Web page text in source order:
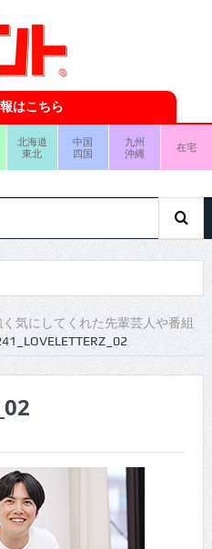
はこちら
北海道
東北
中国
四国
九州
沖縄
在宅
気にしてくれた先輩芸人や番組